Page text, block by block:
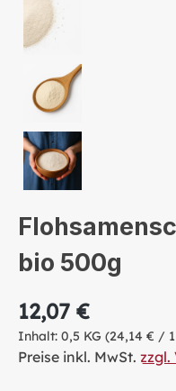
bio 500g
12,07 €
Inhalt: 0,5 KG (24,14 € /
Preise inkl. MwSt. zzgl.